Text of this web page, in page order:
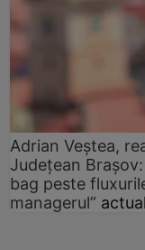
Adrian Veștea,
Județean
bag peste
managerul”